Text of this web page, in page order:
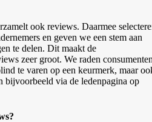
ook reviews. Daarmee
en geven we een stem aan
te delen. Dit maakt de
zeer groot. We raden
te varen op een keurmerk, maar
bijvoorbeeld via de ledenpagina op